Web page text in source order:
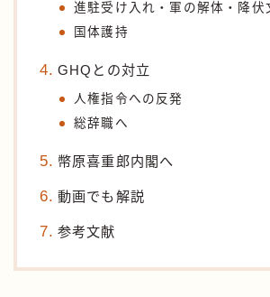
進駐受け入れ・軍の解体・降伏
国体護持
GHQとの対立
人権指令への反発
総辞職へ
幣原喜重郎内閣へ
動画でも解説
参考文献